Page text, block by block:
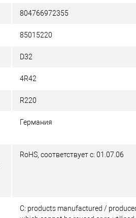
804766972355
85015220
D32
4R42
R220
Германия
RoHS, соответствует с: 01.07.06
C: products manufactured /